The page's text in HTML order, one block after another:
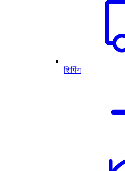
शिपिंग